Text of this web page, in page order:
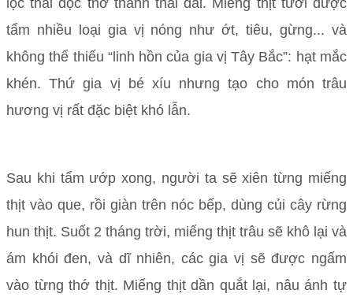
tẩm nhiều loại gia vị nóng như ớt, tiêu, gừng... và
không thể thiếu “linh hồn của gia vị Tây Bắc”: hạt mắc
khén. Thứ gia vị bé xíu nhưng tạo cho món trâu
hương vị rất đặc biệt khó lẫn.
Sau khi tẩm ướp xong, người ta sẽ xiên từng miếng
thịt vào que, rồi giàn trên nóc bếp, dùng củi cây rừng
hun thịt. Suốt 2 tháng trời, miếng thịt trâu sẽ khô lại và
ám khói đen, và dĩ nhiên, các gia vị sẽ được ngấm
vào từng thớ thịt. Miếng thịt dần quắt lại, nâu ánh tự